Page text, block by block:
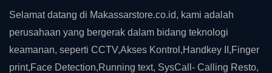
Selamat datang di Makassarstore.co.id, kami adalah
perusahaan yang bergerak dalam bidang teknologi
keamanan, seperti CCTV,Akses Kontrol,Handkey II,Finger
print,Face Detection,Running text, SysCall- Calling Resto,